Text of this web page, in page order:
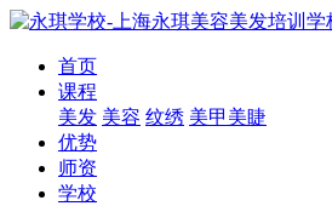
首页
课程
美发 美容 纹绣 美甲美睫
优势
师资
学校